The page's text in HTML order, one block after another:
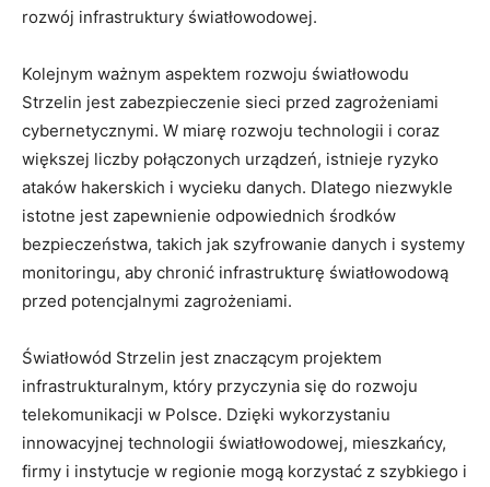
rozwój infrastruktury światłowodowej.
Kolejnym ważnym aspektem rozwoju światłowodu
Strzelin jest zabezpieczenie sieci przed zagrożeniami
cybernetycznymi. W miarę rozwoju technologii i coraz
większej liczby połączonych urządzeń, istnieje ryzyko
ataków hakerskich i wycieku danych. Dlatego niezwykle
istotne jest zapewnienie odpowiednich środków
bezpieczeństwa, takich jak szyfrowanie danych i systemy
monitoringu, aby chronić infrastrukturę światłowodową
przed potencjalnymi zagrożeniami.
Światłowód Strzelin jest znaczącym projektem
infrastrukturalnym, który przyczynia się do rozwoju
telekomunikacji w Polsce. Dzięki wykorzystaniu
innowacyjnej technologii światłowodowej, mieszkańcy,
firmy i instytucje w regionie mogą korzystać z szybkiego i